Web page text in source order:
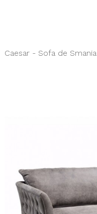
Caesar - Sofa de Smania